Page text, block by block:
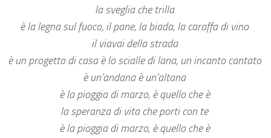
la sveglia che trilla
è la legna sul fuoco, il pane, la biada, la caraffa di vino
il viavai della strada
è un progetto di casa è lo scialle di lana, un incanto cantato
è un’andana è un’altana
è la pioggia di marzo, è quello che è
la speranza di vita che porti con te
è la pioggia di marzo, è quello che è